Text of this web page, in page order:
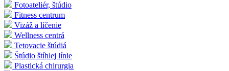
Fotoateliér, štúdio
Fitness centrum
Vizáž a líčenie
Wellness centrá
Tetovacie štúdiá
Štúdio štíhlej línie
Plastická chirurgia